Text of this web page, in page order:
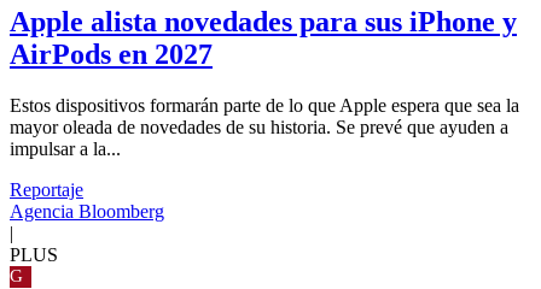
Apple alista novedades para sus iPhone y
AirPods en 2027
Estos dispositivos formarán parte de lo que Apple espera que sea la
mayor oleada de novedades de su historia. Se prevé que ayuden a
impulsar a la...
Reportaje
Agencia Bloomberg
|
PLUS
G